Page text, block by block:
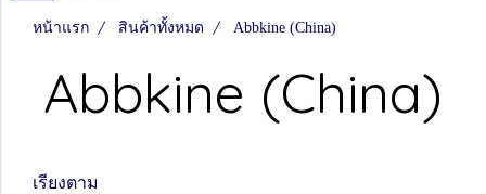
หน้าแรก สินค้าทั้งหมด Abbkine (China)
Abbkine (China)
เรียงตาม